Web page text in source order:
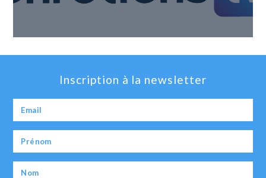
Inscription à la newsletter